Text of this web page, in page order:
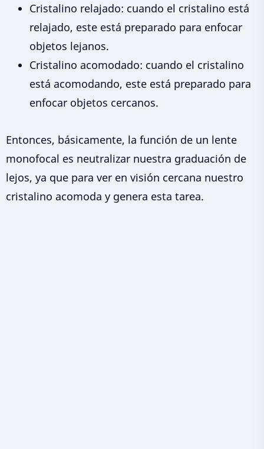
Cristalino relajado: cuando el cristalino está
relajado, este está preparado para enfocar
objetos lejanos.
Cristalino acomodado: cuando el cristalino
está acomodando, este está preparado para
enfocar objetos cercanos.
Entonces, básicamente, la función de un lente
monofocal es neutralizar nuestra graduación de
lejos, ya que para ver en visión cercana nuestro
cristalino acomoda y genera esta tarea.